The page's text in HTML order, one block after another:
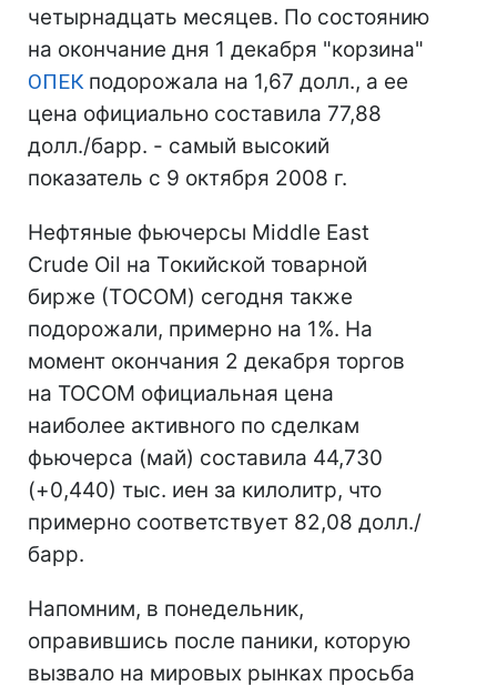
четырнадцать месяцев. По состоянию
на окончание дня 1 декабря "корзина"
ОПЕКподорожала на 1,67 долл., а ее
цена официально составила 77,88
долл./барр. - самый высокий
показатель с 9 октября 2008 г.
Нефтяные фьючерсы Middle East
Crude Oil на Tокийской товарной
бирже (ТOCOM) сегодня также
подорожали, примерно на 1%. На
момент окончания 2 декабря торгов
на TOCOM официальная цена
наиболее активного по сделкам
фьючерса (май) составила 44,730
(+0,440) тыс. иен за килолитр, что
примерно соответствует 82,08 долл./
барр.
Напомним, в понедельник,
оправившись после паники, которую
вызвало на мировых рынках просьба